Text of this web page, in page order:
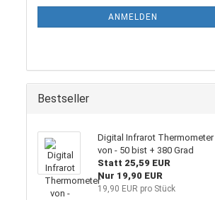
ANMELDEN
Bestseller
Digital Infrarot Thermometer
von - 50 bist + 380 Grad
Statt 25,59 EUR
Nur 19,90 EUR
19,90 EUR pro Stück